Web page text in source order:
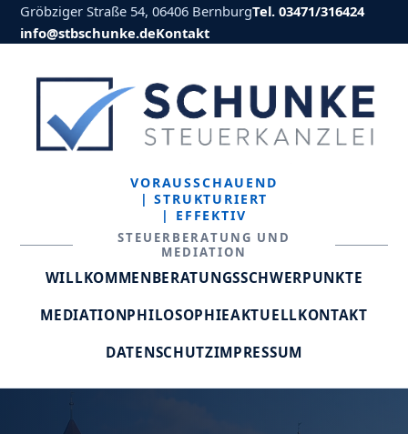
Gröbziger Straße 54, 06406 BernburgTel. 03471/316424
info@stbschunke.deKontakt
VORAUSSCHAUEND
| STRUKTURIERT
| EFFEKTIV
STEUERBERATUNG UND
MEDIATION
WILLKOMMENBERATUNGSSCHWERPUNKTE
MEDIATIONPHILOSOPHIEAKTUELLKONTAKT
DATENSCHUTZIMPRESSUM